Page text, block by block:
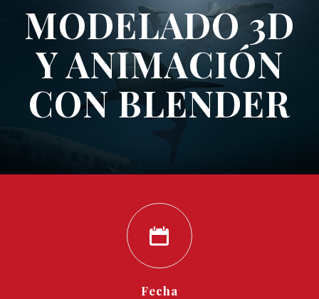
MODELADO 3D
Y ANIMACIÓN
CON BLENDER
Fecha